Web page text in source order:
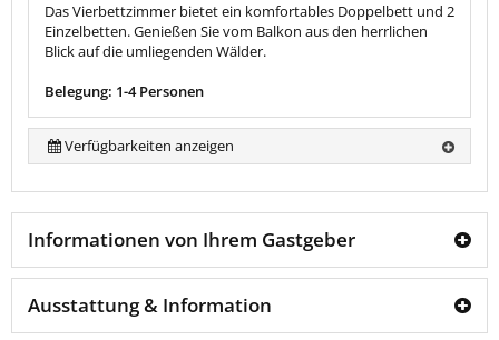
Das Vierbettzimmer bietet ein komfortables Doppelbett und 2
Einzelbetten. Genießen Sie vom Balkon aus den herrlichen
Blick auf die umliegenden Wälder.
Belegung: 1-4 Personen
Verfügbarkeiten anzeigen
Informationen von Ihrem Gastgeber
Ausstattung & Information